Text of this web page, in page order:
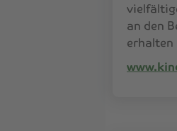
an den
erhalten